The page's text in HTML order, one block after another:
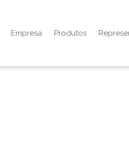
Empresa Produtos